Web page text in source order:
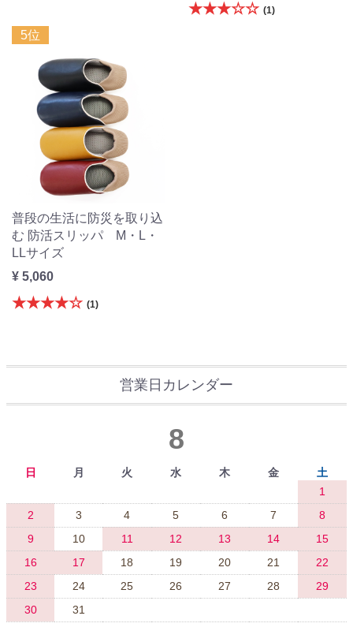
★★★☆☆ (1)
5位
普段の生活に防災を取り込
む 防活スリッパ M・L・
LLサイズ
¥ 5,060
★★★★☆ (1)
営業日カレンダー
8
日 月 火 水 木 金
土
1
2
3 4 5 6 7
8
9
10 11 12 13 14
15
16
17 18 19 20 21
22
23
24 25 26 27 28
29
30
31